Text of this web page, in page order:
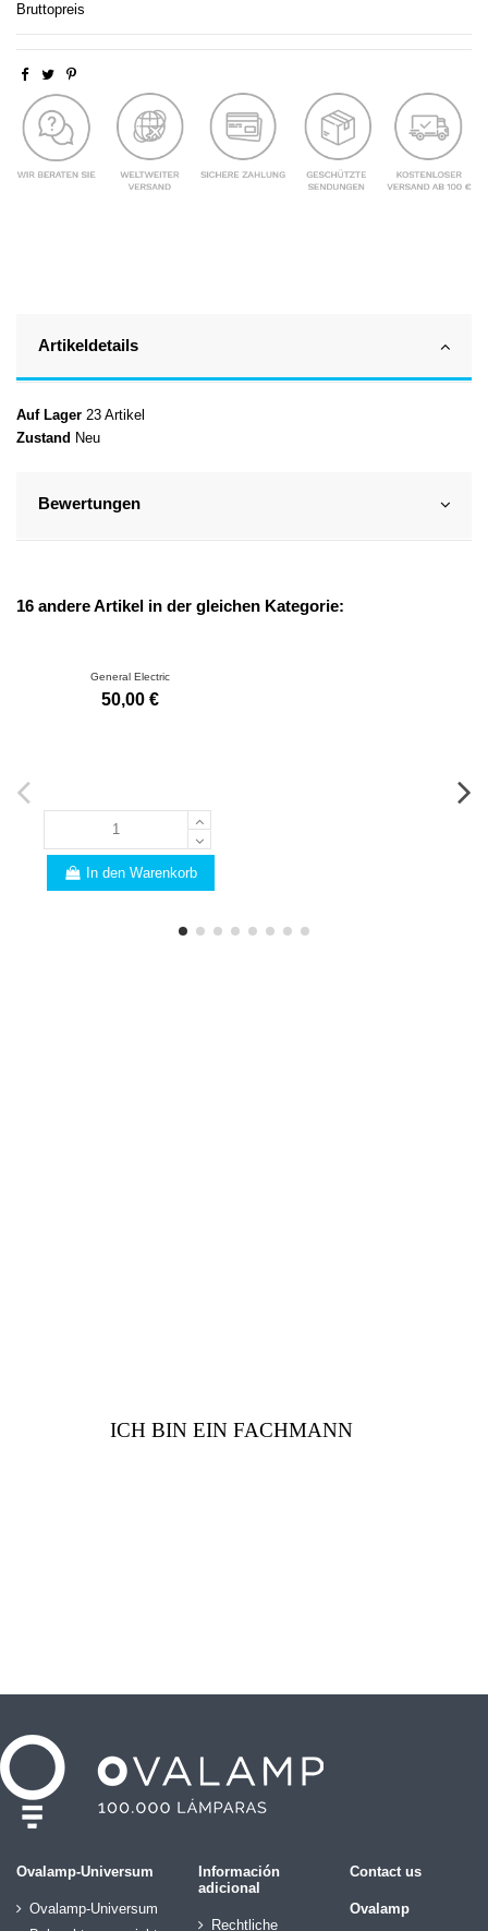
Bruttopreis
Artikeldetails
Auf Lager 23 Artikel
Zustand Neu
Bewertungen
16 andere Artikel in der gleichen Kategorie:
General Electric
50,00 €
In den Warenkorb
ICH BIN EIN FACHMANN
Ovalamp-Universum
Ovalamp-Universum
Información
adicional
Rechtliche
Contact us
Ovalamp